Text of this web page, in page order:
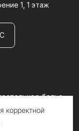
1, 1 этаж
белье
характер и не
корректной